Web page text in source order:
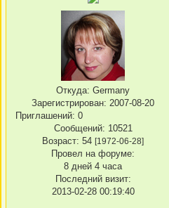
Откуда: Germany
Зарегистрирован: 2007-08-20
Приглашений: 0
Сообщений: 10521
Возраст: 54 [1972-06-28]
Провел на форуме:
8 дней 4 часа
Последний визит:
2013-02-28 00:19:40